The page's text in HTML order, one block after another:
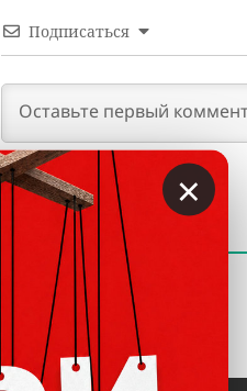
Подписаться
КОММЕНТАРИИ
×